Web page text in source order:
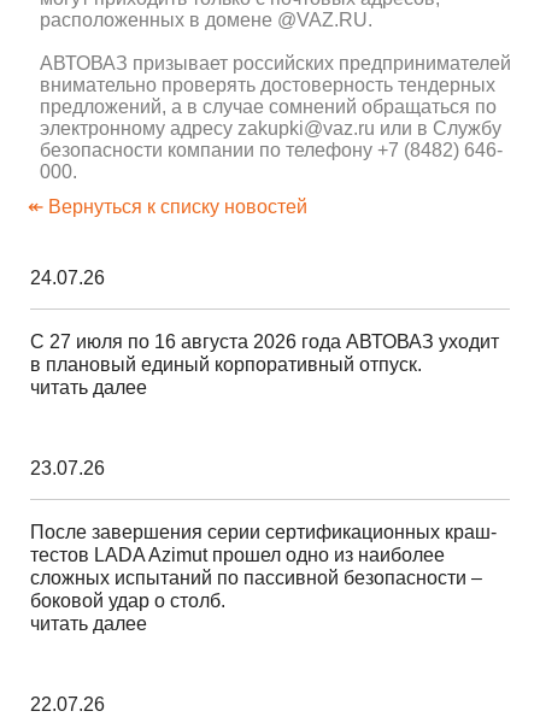
расположенных в домене @VAZ.RU.
АВТОВАЗ призывает российских предпринимателей
внимательно проверять достоверность тендерных
предложений, а в случае сомнений обращаться по
электронному адресу zakupki@vaz.ru или в Службу
безопасности компании по телефону +7 (8482) 646-
000.
↞ Вернуться к списку новостей
24.07.26
С 27 июля по 16 августа 2026 года АВТОВАЗ уходит
в плановый единый корпоративный отпуск.
читать далее
23.07.26
После завершения серии сертификационных краш-
тестов LADA Azimut прошел одно из наиболее
сложных испытаний по пассивной безопасности –
боковой удар о столб.
читать далее
22.07.26